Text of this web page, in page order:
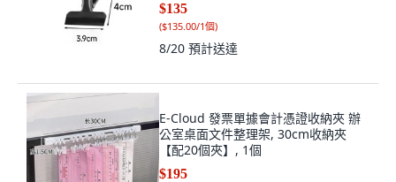
$135
($135.00/1個)
8/20 預計送達
E-Cloud 發票單據會計憑證收納夾 辦
公室桌面文件整理架, 30cm收納夾
【配20個夾】, 1個
$195